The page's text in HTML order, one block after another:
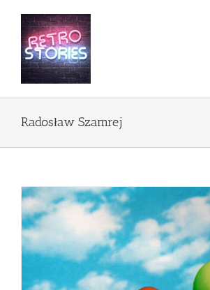
zawartości
Radosław Szamrej